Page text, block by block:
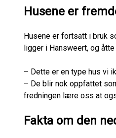
Husene er
Husene er fortsatt i bruk
ligger i Hansweert, og
– Dette er en type hus vi
– De blir nok oppfattet
fredningen lære oss at
Fakta om den